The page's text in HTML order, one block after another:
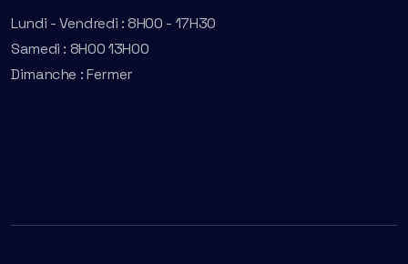
Lundi - Vendredi : 8H00 - 17H30
Samedi : 8H00 13H00
Dimanche : Fermer